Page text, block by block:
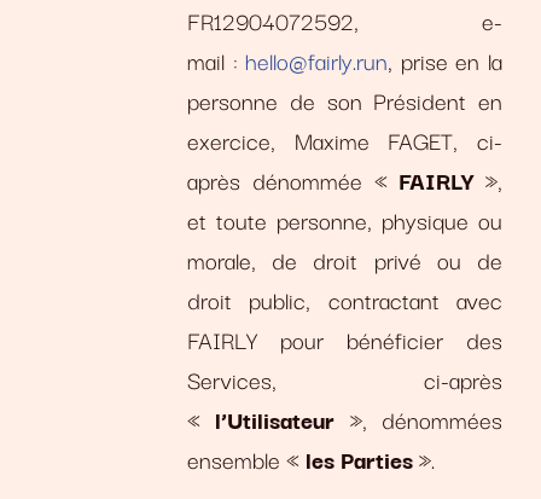
FR12904072592, e-
mail : hello@fairly.run, prise en la
personne de son Président en
exercice, Maxime FAGET, ci-
après dénommée « FAIRLY»,
et toute personne, physique ou
morale, de droit privé ou de
droit public, contractant avec
FAIRLY pour bénéficier des
Services, ci-après
« l’Utilisateur », dénommées
ensemble « les Parties».